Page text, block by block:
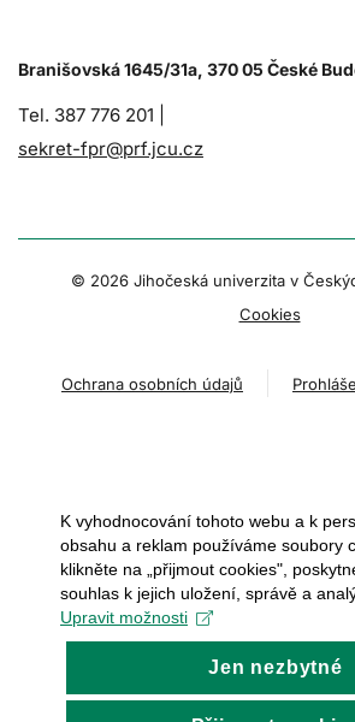
Branišovská 1645/31a, 370 05 České
Tel. 387 776 201 |
sekret-fpr@prf.jcu.cz
© 2026 Jihočeská univerzita v
Cookies
Ochrana osobních údajů
K vyhodnocování tohoto webu a k
obsahu a reklam používáme soubory
klikněte na „přijmout cookies",
souhlas k jejich uložení, správě a
Upravit možnosti
Jen nezbytné